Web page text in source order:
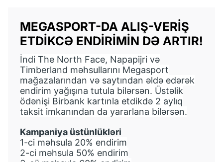
MEGASPORT-DA ALIŞ-VERIŞ
ETDIKCƏ ENDIRIMIN DƏ ARTIR!
İndi The North Face, Napapijri və
Timberland məhsullarını Megasport
mağazalarından və saytından əldə edərək
endirim yağışına tutula bilərsən. Üstəlik
ödənişi Birbank kartınla etdikdə 2 aylıq
taksit imkanından da yararlana bilərsən.
Kampaniya üstünlükləri
1-ci məhsula 20% endirim
2-ci məhsula 50% endirim